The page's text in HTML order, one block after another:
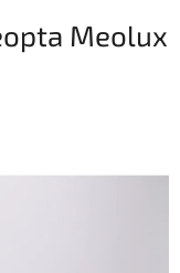
Meolux